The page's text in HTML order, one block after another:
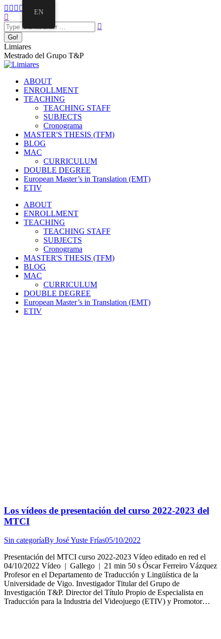
Skip
to
content
Facebook
opens
in
new
window
Twitter
opens
in
new
window
Mail
opens
in
new
window
Instagram
page
in
window
Linkedin
page
in
window
Search:
Limiares
Mestrado del Grupo T&P
ABOUT
ENROLLMENT
TEACHING
TEACHING STAFF
SUBJECTS
Cronograma
MASTER'S THESIS (TFM)
BLOG
MAC
CURRICULUM
DOUBLE DEGREE
European Master’s in Translation (EMT)
ETIV
ABOUT
ENROLLMENT
TEACHING
TEACHING STAFF
SUBJECTS
Cronograma
MASTER'S THESIS (TFM)
BLOG
MAC
CURRICULUM
DOUBLE DEGREE
European Master’s in Translation (EMT)
ETIV
Los vídeos de presentación del curso 2022-2023 del
MTCI
Sin categoríaBy José Yuste Frías05/10/2022
Presentación del MTCI curso 2022-2023 Vídeo editado en red el
04/10/2022 Vídeo | Gallego | 21 min 50 s Óscar Ferreiro Vázquez
Profesor en el Departamento de Traducción y Lingüística de la
Universidade de Vigo. Investigador Titular del Grupo de
Investigación T&P. Director del Título Propio de Especialista en
Traducción para la Industria del Videojuego (ETIV) y Promotor…
EN